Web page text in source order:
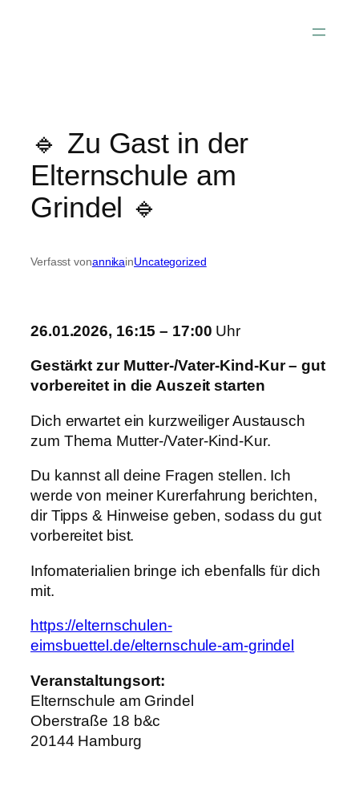
🔹 Zu Gast in der
Elternschule am
Grindel 🔹
Verfasst vonannikainUncategorized
26.01.2026, 16:15 – 17:00 Uhr
Gestärkt zur Mutter-/Vater-Kind-Kur – gut
vorbereitet in die Auszeit starten
Dich erwartet ein kurzweiliger Austausch
zum Thema Mutter-/Vater-Kind-Kur.
Du kannst all deine Fragen stellen. Ich
werde von meiner Kurerfahrung berichten,
dir Tipps & Hinweise geben, sodass du gut
vorbereitet bist.
Infomaterialien bringe ich ebenfalls für dich
mit.
https://elternschulen-
eimsbuettel.de/elternschule-am-grindel
Veranstaltungsort:
Elternschule am Grindel
Oberstraße 18 b&c
20144 Hamburg